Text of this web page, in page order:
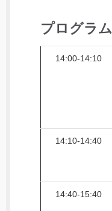
プログラム
14:00-14:10
14:10-14:40
14:40-15:40